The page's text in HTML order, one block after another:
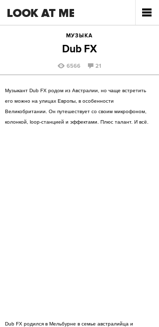
МУЗЫКА
Dub FX
6566 21
Музыкант Dub FX родом из Австралии, но чаще встретить
его можно на улицах Европы, в особенности
Великобритании. Он путешествует со своим микрофоном,
колонкой, loop-станцией и эффектами. Плюс талант. И всё.
Dub FX родился в Мельбурне в семье австралийца и